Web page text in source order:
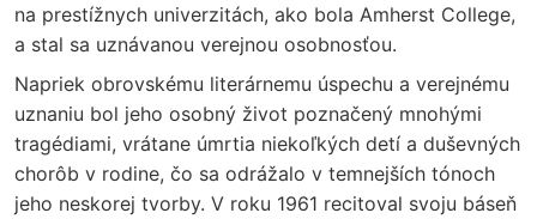
na prestížnych univerzitách, ako bola Amherst College,
a stal sa uznávanou verejnou osobnosťou.
Napriek obrovskému literárnemu úspechu a verejnému
uznaniu bol jeho osobný život poznačený mnohými
tragédiami, vrátane úmrtia niekoľkých detí a duševných
chorôb v rodine, čo sa odrážalo v temnejších tónoch
jeho neskorej tvorby. V roku 1961 recitoval svoju báseň